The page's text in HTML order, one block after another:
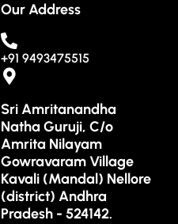
Our Address
+91 9493475515
Sri Amritanandha
Natha Guruji, C/o
Amrita Nilayam
Gowravaram Village
Kavali (Mandal) Nellore
(district) Andhra
Pradesh - 524142.